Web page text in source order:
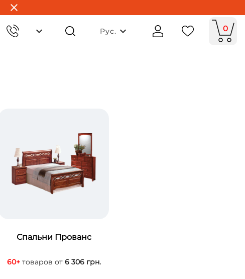
Рус. 0
Спальни Прованс
60+товаров от 6 306 грн.